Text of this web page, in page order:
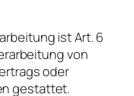
ist Art. 6
von
oder
gestattet.